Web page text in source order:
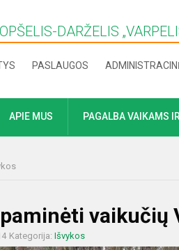
DARŽELIS
PASLAUGOS
APIE MUS PAGALBA VAIKAMS
vaikučių
Kategorija: Išvykos